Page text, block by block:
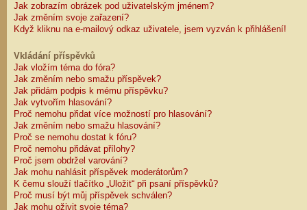
Jak zobrazím obrázek pod uživatelským jménem?
Jak změním svoje zařazení?
Když kliknu na e-mailový odkaz uživatele, jsem vyzván k přihlášení!
Vkládání příspěvků
Jak vložím téma do fóra?
Jak změním nebo smažu příspěvek?
Jak přidám podpis k mému příspěvku?
Jak vytvořím hlasování?
Proč nemohu přidat více možností pro hlasování?
Jak změním nebo smažu hlasování?
Proč se nemohu dostat k fóru?
Proč nemohu přidávat přílohy?
Proč jsem obdržel varování?
Jak mohu nahlásit příspěvek moderátorům?
K čemu slouží tlačítko „Uložit“ při psaní příspěvků?
Proč musí být můj příspěvek schválen?
Jak mohu oživit svoje téma?